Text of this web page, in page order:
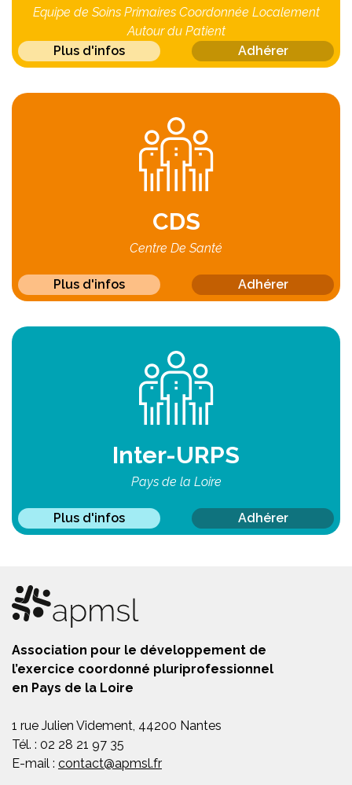
Equipe de Soins Primaires Coordonnée Localement
Autour du Patient
Plus d'infos
Adhérer
CDS
Centre De Santé
Plus d'infos Adhérer
Inter-URPS
Pays de la Loire
Plus d'infos Adhérer
Association pour le développement de
l’exercice coordonné pluriprofessionnel
en Pays de la Loire
1 rue Julien Videment, 44200 Nantes
Tél. : 02 28 21 97 35
E-mail : contact@apmsl.fr